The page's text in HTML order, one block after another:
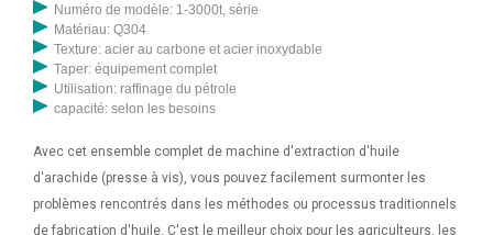
Numéro de modèle: 1-3000t, série
Matériau: Q304
Texture: acier au carbone et acier inoxydable
Taper: équipement complet
Utilisation: raffinage du pétrole
capacité: selon les besoins
Avec cet ensemble complet de machine d'extraction d'huile
d'arachide (presse à vis), vous pouvez facilement surmonter les
problèmes rencontrés dans les méthodes ou processus traditionnels
de fabrication d'huile. C'est le meilleur choix pour les agriculteurs, les